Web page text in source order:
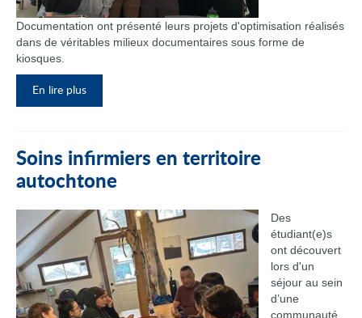
Documentation ont présenté leurs projets d'optimisation réalisés
dans de véritables milieux documentaires sous forme de
kiosques.
En lire plus
Soins infirmiers en territoire
autochtone
Des
étudiant(e)s
ont découvert
lors d'un
séjour au sein
d’une
communauté